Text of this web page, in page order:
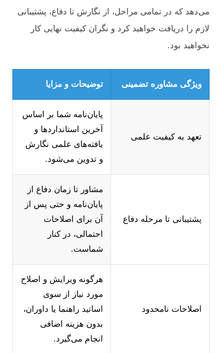
می‌دهد که در تمامی مراحل، از نگارش تا دفاع، پشتیبانی
لازم را دریافت خواهید کرد و نگران کیفیت نهایی کار
نخواهید بود.
ویژگی مشاوره تضمینی توضیحات و مزایا
تعهد به کیفیت علمی
پایان‌نامه شما بر اساس
آخرین استانداردها و
یافته‌های علمی نگارش
و تدوین می‌شود.
پشتیبانی تا مرحله دفاع
مشاور تا زمان دفاع از
پایان‌نامه و حتی پس از
آن برای اصلاحات
احتمالی، در کنار
شماست.
اصلاحات نامحدود
هرگونه ویرایش و اصلاح
مورد نیاز از سوی
اساتید راهنما یا داوران،
بدون هزینه اضافی
انجام می‌گیرد.